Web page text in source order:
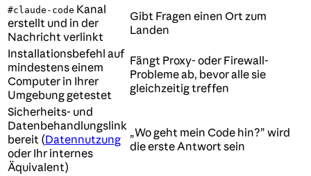
#claude-code Kanal
erstellt und in der
Nachricht verlinkt
Gibt Fragen einen Ort zum
Landen
Installationsbefehl auf
mindestens einem
Computer in Ihrer
Umgebung getestet
Fängt Proxy- oder Firewall-
Probleme ab, bevor alle sie
gleichzeitig treffen
Sicherheits- und
Datenbehandlungslink
bereit (Datennutzung
oder Ihr internes
Äquivalent)
„Wo geht mein Code hin?” wird
die erste Antwort sein